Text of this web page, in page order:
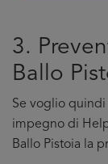
3.
Ballo
Se voglio quindi
impegno di
Ballo Pistoia la